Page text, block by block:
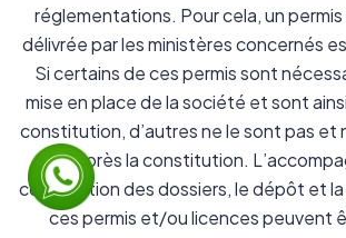
réglementations. Pour cela, un
délivrée par les ministères concernés
Si certains de ces permis sont
mise en place de la société et sont
constitution, d’autres ne le sont pas et
qu’après la constitution.
constitution des dossiers, le dépôt et
ces permis et/ou licences peuvent